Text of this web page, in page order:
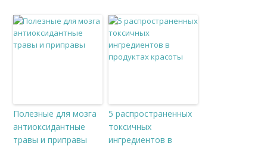
Полезные для мозга
антиоксидантные
травы и приправы
5 распространенных
токсичных
ингредиентов в